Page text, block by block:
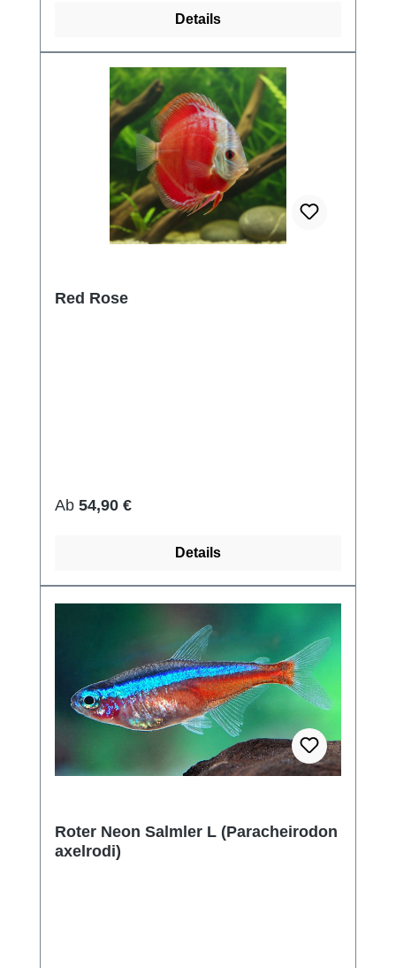
Details
Red Rose
Regulärer Preis:
Ab 54,90 €
Details
Roter Neon Salmler L (Paracheirodon
axelrodi)